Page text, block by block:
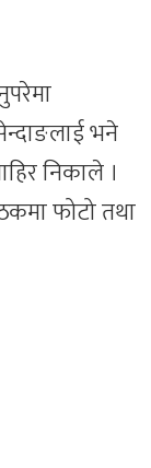
भने
निकाले ।
फोटो तथा